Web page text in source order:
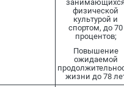
физической
культурой и
спортом, до 70
процентов;
Повышение
ожидаемой
жизни до 78